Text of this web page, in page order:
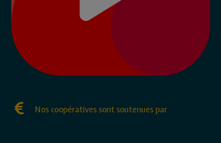
Nos coopératives sont soutenues par